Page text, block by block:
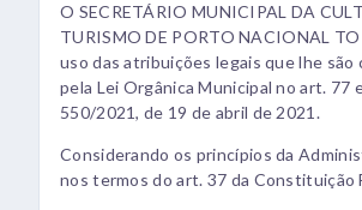
O SECRETÁRIO MUNICIPAL DA
TURISMO DE PORTO NACIONAL TO
uso das atribuições legais que lhe são
pela Lei Orgânica Municipal no art. 77
550/2021, de 19 de abril de 2021.
Considerando os princípios da
nos termos do art. 37 da Constituição